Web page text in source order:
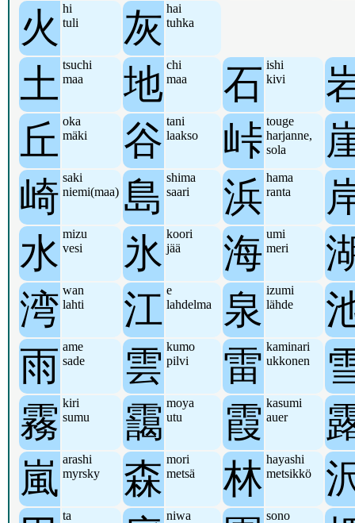
火
hi
tuli
灰 hai
tuhka
土 tsuchi
maa
地 chi
maa
石 ishi
kivi
丘 oka
mäki
谷 tani
laakso
峠 touge
harjanne,
sola
崎 saki
niemi(maa) 島 shima
saari
浜 hama
ranta
水 mizu
vesi
氷 koori
jää
海 umi
meri
湾 wan
lahti
江 e
lahdelma
泉 izumi
lähde
雨 ame
sade
雲 kumo
pilvi
雷 kaminari
ukkonen
霧 kiri
sumu
靄 moya
utu
霞 kasumi
auer
嵐 arashi
myrsky
森 mori
metsä
林 hayashi
metsikkö
ta
niwa
sono